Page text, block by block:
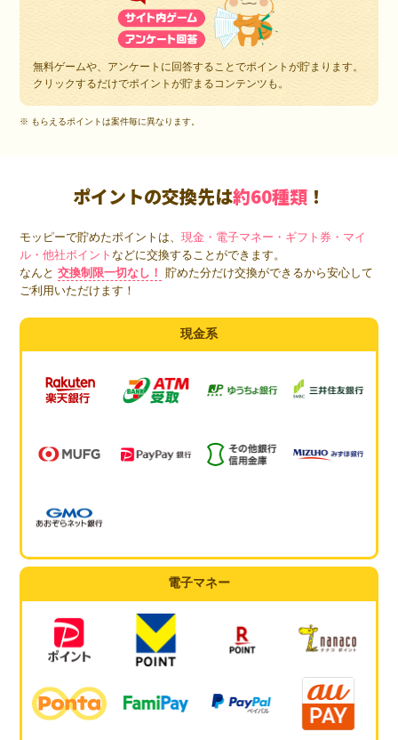
無料ゲームや、アンケートに回答することでポイントが貯まります。
クリックするだけでポイントが貯まるコンテンツも。
※ もらえるポイントは案件毎に異なります。
ポイントの交換先は約60種類 ！
モッピーで貯めたポイントは、現金・電子マネー・ギフト券・マイ
ル・他社ポイントなどに交換することができます。
なんと 交換制限一切なし！
貯めた分だけ交換ができるから安心して
ご利用いただけます！
現金系
電子マネー